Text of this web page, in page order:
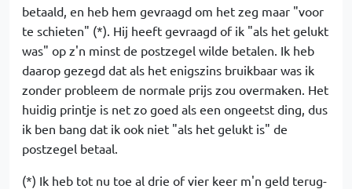
betaald, en heb hem gevraagd om het zeg maar "voor
te schieten" (*). Hij heeft gevraagd of ik "als het gelukt
was" op z'n minst de postzegel wilde betalen. Ik heb
daarop gezegd dat als het enigszins bruikbaar was ik
zonder probleem de normale prijs zou overmaken. Het
huidig printje is net zo goed als een ongeetst ding, dus
ik ben bang dat ik ook niet "als het gelukt is" de
postzegel betaal.
(*) Ik heb tot nu toe al drie of vier keer m'n geld terug-